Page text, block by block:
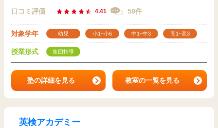
口コミ評価 4.41 59件
対象学年 幼児 小1~小6 中1~中3 高1~高3
授業形式 集団指導
塾の詳細を見る 教室の一覧を見る
英検アカデミー